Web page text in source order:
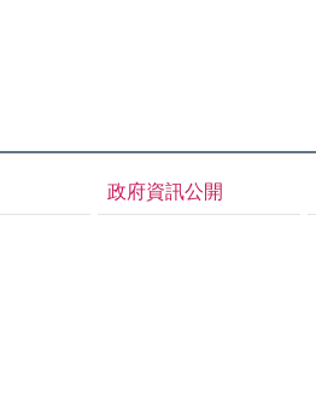
政府資訊公開